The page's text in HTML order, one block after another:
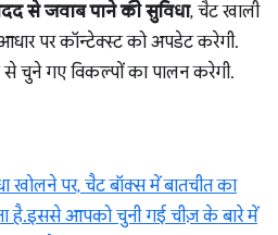
से जवाब पाने की सुविधा, चैट खाली
पर कॉन्टेक्स्ट को अपडेट करेगी.
चुने गए विकल्पों का पालन करेगी.
खोलने पर, चैट बॉक्स में बातचीत का
है. इससे आपको चुनी गई चीज़ के बारे में